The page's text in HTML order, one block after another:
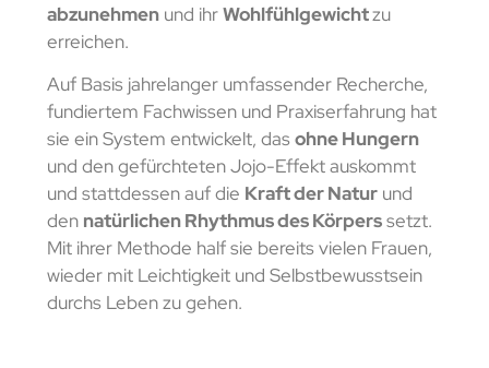
abzunehmenund ihrWohlfühlgewichtzu
erreichen.
Auf Basis jahrelanger umfassender Recherche,
fundiertem Fachwissen und Praxiserfahrung hat
sie ein System entwickelt, dasohne Hungern
und den gefürchteten Jojo-Effekt auskommt
und stattdessen auf die Kraft der Naturund
den natürlichen Rhythmus des Körperssetzt.
Mit ihrer Methode half sie bereits vielen Frauen,
wieder mit Leichtigkeit und Selbstbewusstsein
durchs Leben zu gehen.